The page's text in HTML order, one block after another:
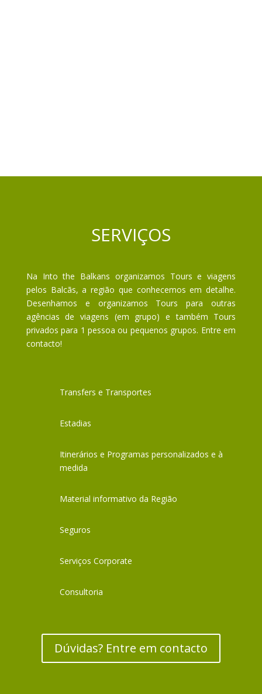
SERVIÇOS
Na Into the Balkans organizamos Tours e viagens
pelos Balcãs, a região que conhecemos em detalhe.
Desenhamos e organizamos Tours para outras
agências de viagens (em grupo) e também Tours
privados para 1 pessoa ou pequenos grupos. Entre em
contacto!
Transfers e Transportes
Estadias
Itinerários e Programas personalizados e à
medida
Material informativo da Região
Seguros
Serviços Corporate
Consultoria
Dúvidas? Entre em contacto